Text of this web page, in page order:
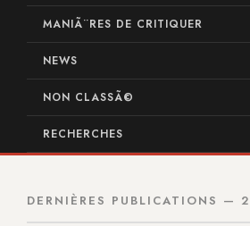
MANIÃ¨RES DE CRITIQUER
NEWS
NON CLASSÃ©
RECHERCHES
DERNIÈRES PUBLICATIONS —